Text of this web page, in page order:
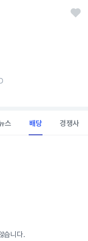
스 배당 경쟁사
습니다.